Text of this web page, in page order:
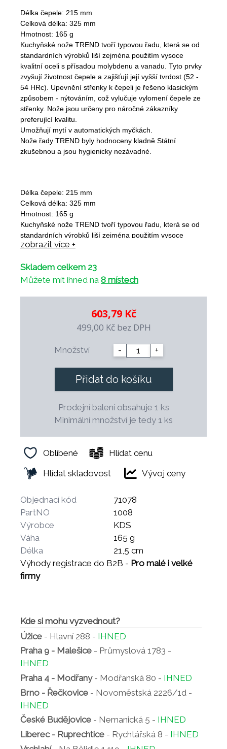
Délka čepele: 215 mm
Celková délka: 325 mm
Hmotnost: 165 g
Kuchyňské nože TREND tvoří typovou řadu, která se od
standardních výrobků liší zejména použitím vysoce
kvalitní oceli s přísadou molybdenu a vanadu. Tyto prvky
zvyšují životnost čepele a zajišťují její vyšší tvrdost (52 -
54 HRc). Upevnění střenky k čepeli je řešeno klasickým
způsobem - nýtováním, což vylučuje vylomení čepele ze
střenky. Nože jsou určeny pro náročné zákazníky
preferující kvalitu.
Umožňují mytí v automatických myčkách.
Nože řady TREND byly hodnoceny kladně Státní
zkušebnou a jsou hygienicky nezávadné.
Délka čepele: 215 mm
Celková délka: 325 mm
Hmotnost: 165 g
Kuchyňské nože TREND tvoří typovou řadu, která se od
standardních výrobků liší zejména použitím vysoce
kvalitní oceli s přísadou molybdenu a vanadu. Tyto prvky
54 HRc). Upevnění střenky k čepeli je řešeno klasickým
způsobem - nýtováním, což vylučuje vylomení čepele ze
preferující kvalitu.
Umožňují mytí v automatických myčkách.
Nože řady TREND byly hodnoceny kladně Státní
zkušebnou a jsou hygienicky nezávadné.
zobrazit více +
Skladem celkem 23
Můžete mít ihned na 8 místech
603,79 Kč
499,00 Kč bez DPH
Množství - +
Přidat do košíku
Prodejní balení obsahuje 1 ks
Minimální množství je tedy 1 ks
Oblíbené
Hlídat cenu
Hlídat skladovost
Vývoj ceny
Objednací kód
71078
PartNO
1008
Výrobce
KDS
Váha
165 g
Délka
21,5 cm
Výhody registrace do B2B - Pro malé i velké
firmy
Kde si mohu vyzvednout?
Úžice - Hlavní 288 - IHNED
Praha 9 - Malešice - Průmyslová 1783 -
IHNED
Praha 4 - Modřany- Modřanská 80 - IHNED
Brno - Řečkovice - Novoměstská 2226/1d -
IHNED
České Budějovice - Nemanická 5 - IHNED
Liberec - Ruprechtice - Rychtářská 8 - IHNED